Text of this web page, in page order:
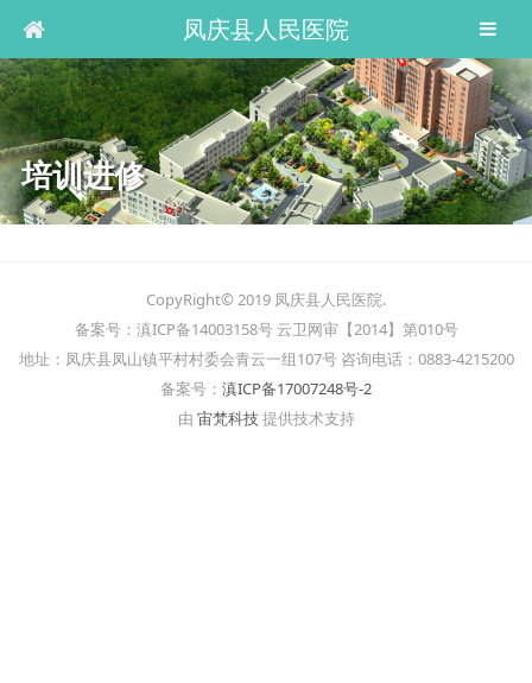
凤庆县人民医院
培训进修
CopyRight© 2019 凤庆县人民医院.
备案号：滇ICP备14003158号 云卫网审【2014】第010号
地址：凤庆县凤山镇平村村委会青云一组107号 咨询电话：0883-4215200
备案号： 滇ICP备17007248号-2
由 宙梵科技提供技术支持